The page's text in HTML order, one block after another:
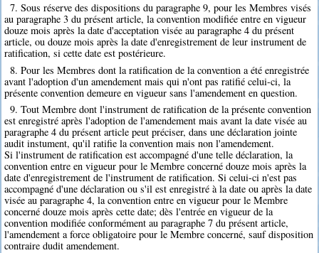
7. Sous réserve des dispositions du paragraphe 9, pour les Membres visés
au paragraphe 3 du présent article, la convention modifiée entre en vigueur
douze mois après la date d'acceptation visée au paragraphe 4 du présent
article, ou douze mois après la date d'enregistrement de leur instrument de
ratification, si cette date est postérieure.
8. Pour les Membres dont la ratification de la convention a été enregistrée
avant l'adoption d'un amendement mais qui n'ont pas ratifié celui-ci, la
présente convention demeure en vigueur sans l'amendement en question.
9. Tout Membre dont l'instrument de ratification de la présente convention
est enregistré après l'adoption de l'amendement mais avant la date visée au
paragraphe 4 du présent article peut préciser, dans une déclaration jointe
audit instument, qu'il ratifie la convention mais non l'amendement.
Si l'instrument de ratification est accompagné d'une telle déclaration, la
convention entre en vigueur pour le Membre concerné douze mois après la
date d'enregistrement de l'instrument de ratification. Si celui-ci n'est pas
accompagné d'une déclaration ou s'il est enregistré à la date ou après la date
visée au paragraphe 4, la convention entre en vigueur pour le Membre
concerné douze mois après cette date; dès l'entrée en vigueur de la
convention modifiée conformément au paragraphe 7 du présent article,
l'amendement a force obligatoire pour le Membre concerné, sauf disposition
contraire dudit amendement.